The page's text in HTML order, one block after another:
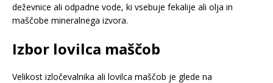
deževnice ali odpadne vode, ki vsebuje fekalije ali olja in
maščobe mineralnega izvora.
Izbor lovilca maščob
Velikost izločevalnika ali lovilca maščob je glede na